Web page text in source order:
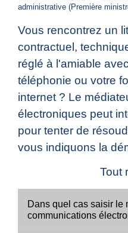
administrative (Première
Vous rencontrez un
contractuel,
réglé à l'amiable
téléphonie ou votre
internet ? Le
électroniques peut
pour tenter de
vous indiquons la
Tout
Dans quel cas saisir le
communications